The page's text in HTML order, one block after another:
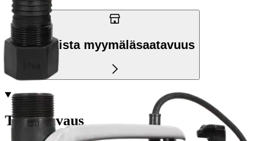
Tarkista myymäläsaatavuus
Tuotekuvaus